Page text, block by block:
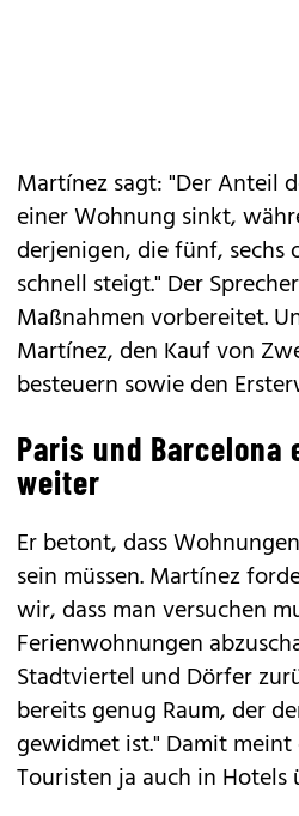
Martínez sagt: "Der Anteil
einer Wohnung sinkt,
derjenigen, die fünf, sechs
schnell steigt." Der
Maßnahmen vorbereitet.
Martínez, den Kauf von
besteuern sowie den
Paris und Barcelona
weiter
Er betont, dass
sein müssen. Martínez
wir, dass man versuchen
Ferienwohnungen
Stadtviertel und Dörfer
bereits genug Raum, der
gewidmet ist." Damit
Touristen ja auch in Hotels